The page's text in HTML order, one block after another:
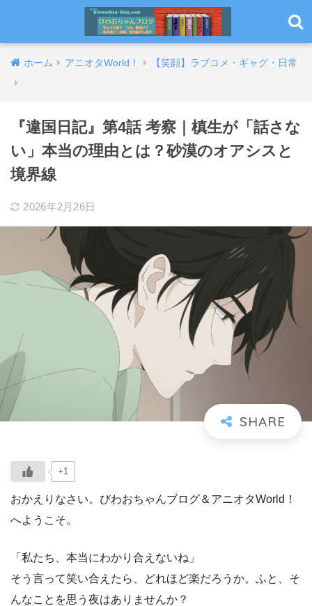
ホーム アニオタWorld！ 【笑顔】ラブコメ・ギャグ・日常
『違国日記』第4話 考察｜槙生が「話さな
い」本当の理由とは？砂漠のオアシスと
境界線
2026年2月26日
+1
おかえりなさい。びわおちゃんブログ＆アニオタWorld！
へようこそ。
「私たち、本当にわかり合えないね」
そう言って笑い合えたら、どれほど楽だろうか。ふと、そ
んなことを思う夜はありませんか？